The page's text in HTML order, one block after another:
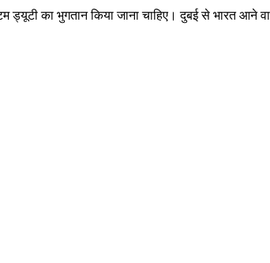
ड्यूटी का भुगतान किया जाना चाहिए। दुबई से भारत आने